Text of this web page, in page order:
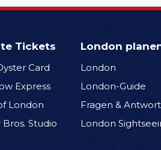
Tickets
Card
Express
London
Studio
London
London
London-Guide
Fragen &
London